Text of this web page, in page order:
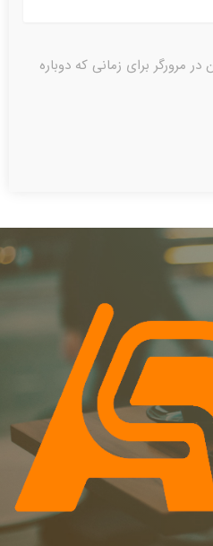
مرورگر برای زمانی که دوباره